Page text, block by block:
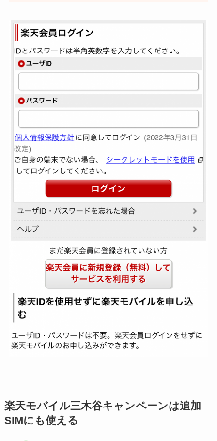
楽天モバイル三木谷キャンペーンは追加
SIMにも使える